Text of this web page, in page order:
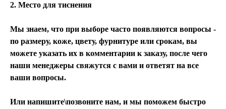
2. Место для тиснения
Мы знаем, что при выборе часто появляются вопросы -
по размеру, коже, цвету, фурнитуре или срокам, вы
можете указать их в комментарии к заказу, после чего
наши менеджеры свяжутся с вами и ответят на все
ваши вопросы.
Или напишите\позвоните нам, и мы поможем быстро